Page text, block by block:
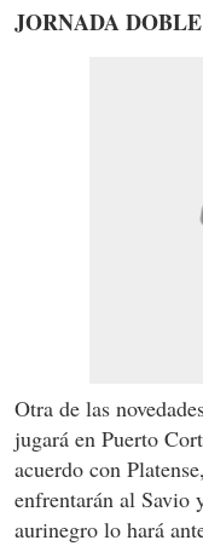
JORNADA
Otra de las
jugará en Puerto
acuerdo con
enfrentarán al Savio
aurinegro lo hará